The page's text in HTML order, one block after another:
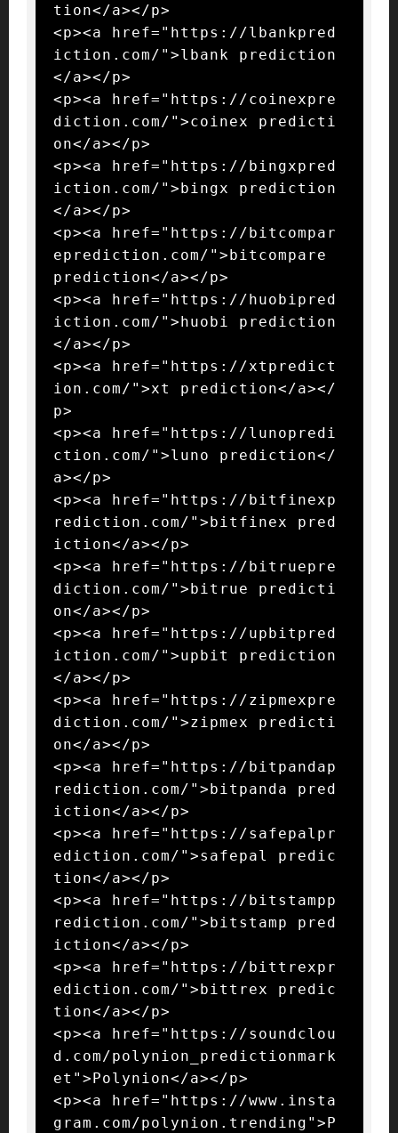
tion</a></p>
<p><a href="https://lbankpred
iction.com/">lbank prediction
</a></p>
<p><a href="https://coinexpre
diction.com/">coinex predicti
on</a></p>
<p><a href="https://bingxpred
iction.com/">bingx prediction
</a></p>
<p><a href="https://bitcompar
eprediction.com/">bitcompare
prediction</a></p>
<p><a href="https://huobipred
iction.com/">huobi prediction
</a></p>
<p><a href="https://xtpredict
ion.com/">xt prediction</a></
p>
<p><a href="https://lunopredi
ction.com/">luno prediction</
a></p>
<p><a href="https://bitfinexp
rediction.com/">bitfinex pred
iction</a></p>
<p><a href="https://bitruepre
diction.com/">bitrue predicti
on</a></p>
<p><a href="https://upbitpred
iction.com/">upbit prediction
</a></p>
<p><a href="https://zipmexpre
diction.com/">zipmex predicti
on</a></p>
<p><a href="https://bitpandap
rediction.com/">bitpanda pred
iction</a></p>
<p><a href="https://safepalpr
ediction.com/">safepal predic
tion</a></p>
<p><a href="https://bitstampp
rediction.com/">bitstamp pred
iction</a></p>
<p><a href="https://bittrexpr
ediction.com/">bittrex predic
tion</a></p>
<p><a href="https://soundclou
d.com/polynion_predictionmark
et">Polynion</a></p>
<p><a href="https://www.insta
gram.com/polynion.trending">P